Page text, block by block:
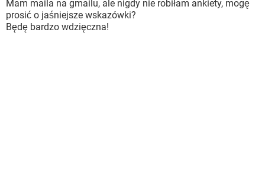
Mam maila na gmailu, ale nigdy nie robiłam ankiety, mogę
prosić o jaśniejsze wskazówki?
Będę bardzo wdzięczna!